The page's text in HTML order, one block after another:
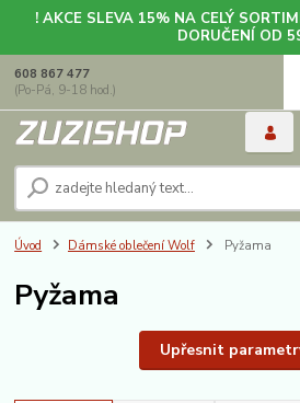
! AKCE SLEVA 15% NA CELÝ
DORUČENÍ OD
608 867 477
(Po-Pá, 9-18 hod.)
Úvod Dámské oblečení Wolf Pyžama
Pyžama
Upřesnit